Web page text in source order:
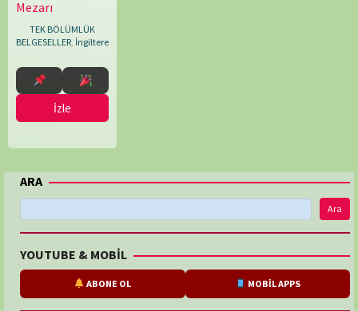
Mezarı
TEK BÖLÜMLÜK
BELGESELLER İngiltere
İzle
ARA
Ara
YOUTUBE & MOBİL
ABONE OL MOBİL APPS